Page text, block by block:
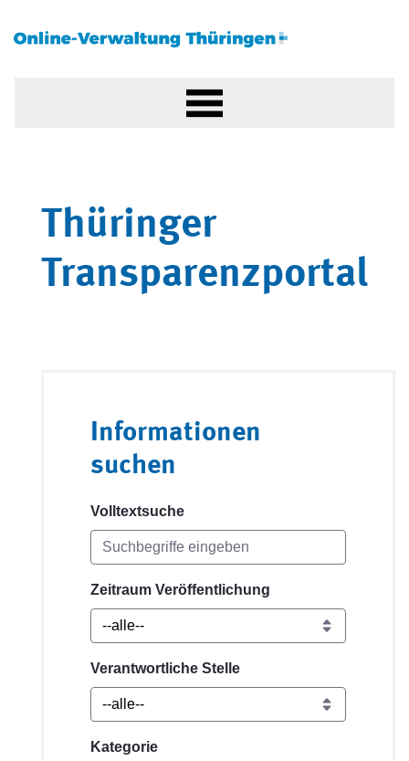
Thüringer
Transparenzportal
Informationen
suchen
Volltextsuche
Zeitraum Veröffentlichung
Verantwortliche Stelle
Kategorie